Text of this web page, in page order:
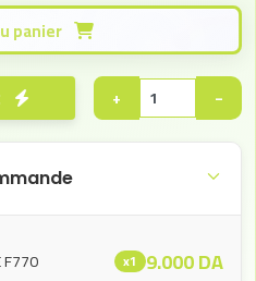
−
+
F770 x1 9.000DA